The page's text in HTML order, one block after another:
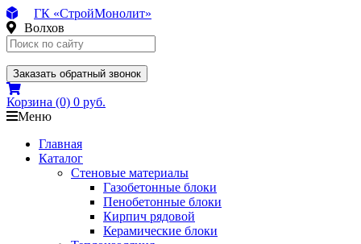
ГК «СтройМонолит»
Волхов
Заказать обратный звонок
Корзина (0) 0 руб.
Меню
Главная
Каталог
Стеновые материалы
Газобетонные блоки
Пенобетонные блоки
Кирпич рядовой
Керамические блоки